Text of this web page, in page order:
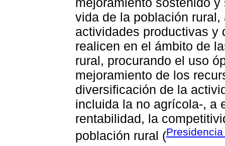
vida de la población
actividades productivas y
realicen en el ámbito de
rural, procurando el uso
mejoramiento de los
diversificación de la
incluida la no agrícola-, a
rentabilidad, la
población rural (